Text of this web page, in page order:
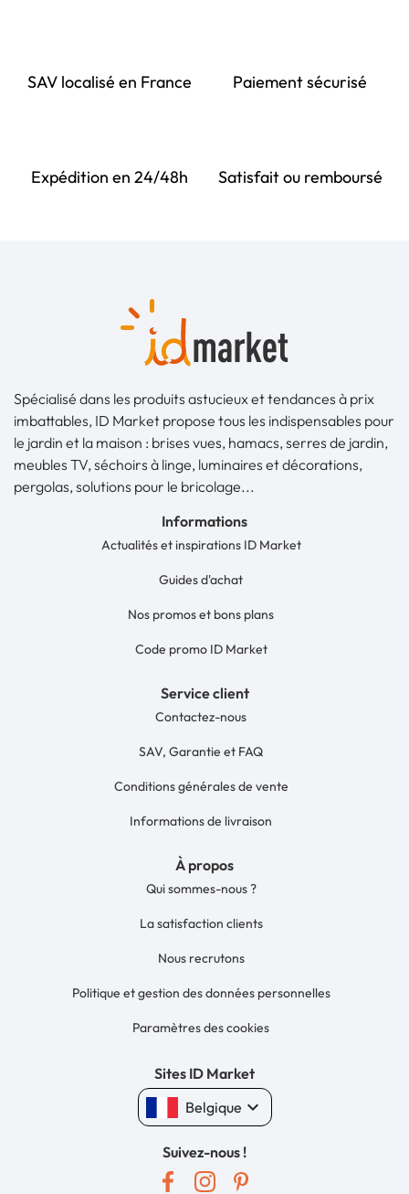
SAV localisé en France Paiement sécurisé
Expédition en 24/48h Satisfait ou remboursé
Spécialisé dans les produits astucieux et tendances à prix
imbattables, ID Market propose tous les indispensables pour
le jardin et la maison : brises vues, hamacs, serres de jardin,
meubles TV, séchoirs à linge, luminaires et décorations,
pergolas, solutions pour le bricolage...
Informations
Actualités et inspirations ID Market
Guides d'achat
Nos promos et bons plans
Code promo ID Market
Service client
Contactez-nous
SAV, Garantie et FAQ
Conditions générales de vente
Informations de livraison
À propos
Qui sommes-nous ?
La satisfaction clients
Nous recrutons
Politique et gestion des données personnelles
Paramètres des cookies
Sites ID Market
Belgique keyboard_arrow_down
Suivez-nous !